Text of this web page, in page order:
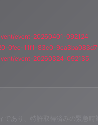
event-20260401-092124
0fee-11f1-83c0-
event-20260324-092135
であり、特許取得済みの緊急時